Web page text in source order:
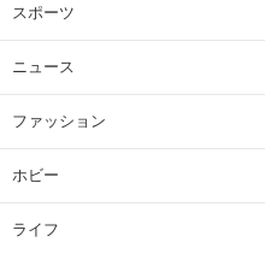
スポーツ
ニュース
ファッション
ホビー
ライフ